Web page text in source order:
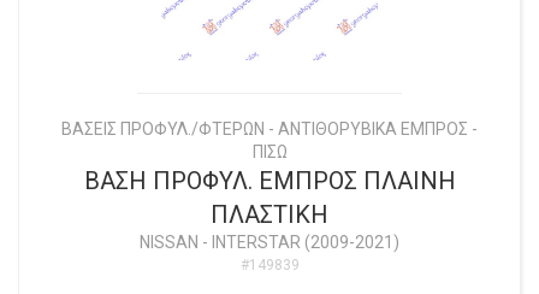
ΒΑΣΕΙΣ ΠΡΟΦΥΛ./ΦΤΕΡΩΝ - ΑΝΤΙΘΟΡΥΒΙΚΑ ΕΜΠΡΟΣ -
ΠΙΣΩ
ΒΑΣΗ ΠΡΟΦΥΛ. ΕΜΠΡΟΣ ΠΛΑΙΝΗ
ΠΛΑΣΤΙΚΗ
NISSAN - INTERSTAR (2009-2021)
#149839